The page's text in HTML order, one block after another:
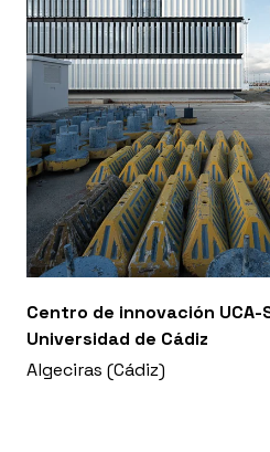
Centro de innovación UCA-
Universidad de Cádiz
Algeciras (Cádiz)